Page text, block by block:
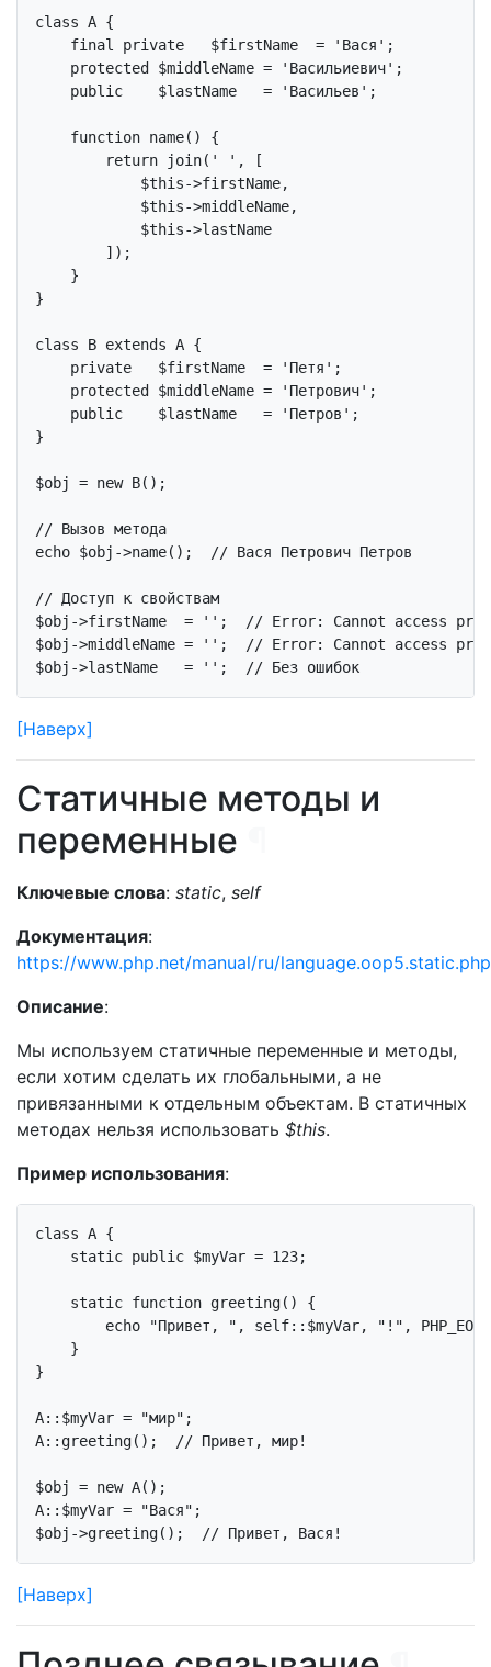
class A {
final
private
   $firstName  =
'Вася' ;
protected $middleName = 'Васильиевич' ;
public
    $lastName   =
'Васильев' ;
function name()
{
return join( ' ' , [
$this->firstName,
$this->middleName,
$this->lastName
        ]);
    }
}
class B extends A {
private
   $firstName  =
'Петя' ;
protected $middleName = 'Петрович' ;
public
    $lastName   =
'Петров' ;
}
$obj = new B();
// Вызов метода
echo $obj->name(); // Вася Петрович Петров
// Доступ к свойствам
$obj->firstName  =
'' ;
// Error: Cannot access
$obj->middleName =
'' ;
// Error: Cannot access
$obj->lastName   =
'' ; // Без ошибок
[Наверх]
Статичные методы и
переменные
Ключевые слова: static, self
Документация:
https://www.php.net/manual/ru/language.oop5.static.php
Описание:
Мы используем статичные переменные и методы,
если хотим сделать их глобальными, а не
привязанными к отдельным объектам. В статичных
методах нельзя использовать $this.
Пример использования:
class A {
static public $myVar = 123;
static function greeting()
{
echo
"Привет, " , self::$myVar, "!" , PHP_EOL;
    }
}
A::$myVar = "мир" ;
A::greeting();
// Привет, мир!
$obj = new A();
A::$myVar =
"Вася" ;
$obj->greeting();
// Привет, Вася!
[Наверх]